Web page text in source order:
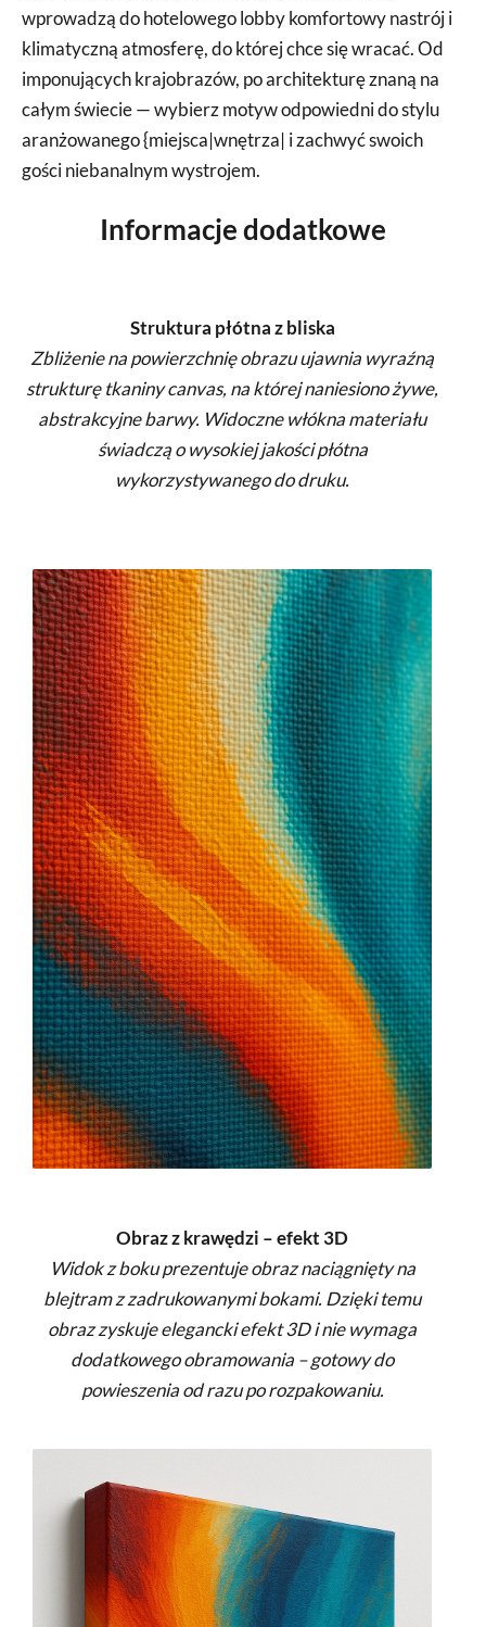
wprowadzą do hotelowego lobby komfortowy nastrój i
klimatyczną atmosferę, do której chce się wracać. Od
imponujących krajobrazów, po architekturę znaną na
całym świecie — wybierz motyw odpowiedni do stylu
aranżowanego {miejsca|wnętrza| i zachwyć swoich
gości niebanalnym wystrojem.
Informacje dodatkowe
Struktura płótna z bliska
Zbliżenie na powierzchnię obrazu ujawnia wyraźną
strukturę tkaniny canvas, na której naniesiono żywe,
abstrakcyjne barwy. Widoczne włókna materiału
świadczą o wysokiej jakości płótna
wykorzystywanego do druku.
Obraz z krawędzi – efekt 3D
Widok z boku prezentuje obraz naciągnięty na
blejtram z zadrukowanymi bokami. Dzięki temu
obraz zyskuje elegancki efekt 3D i nie wymaga
dodatkowego obramowania – gotowy do
powieszenia od razu po rozpakowaniu.